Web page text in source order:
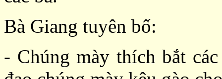
Bà Giang tuyên bố:
- Chúng mày thích bắt